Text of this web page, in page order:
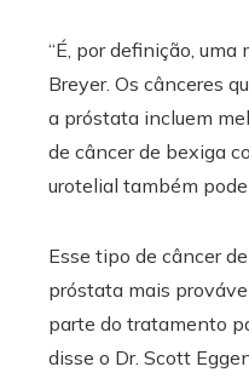
“É, por definição, uma
Breyer. Os cânceres
a próstata incluem
de câncer de bexiga
urotelial também
Esse tipo de câncer
próstata mais
parte do tratamento
disse o Dr. Scott